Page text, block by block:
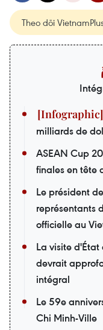
Theo dõi
milliards de
ASEAN Cup
finales en tête
Le président
représentants
officielle au
La visite
devrait
intégral
Le 59e
Chi Minh-Ville